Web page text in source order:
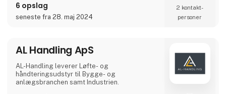
6 opslag
seneste fra 28. maj 2024
2 kontakt­
personer
AL Handling ApS
AL-Handling leverer Løfte- og
håndteringsudstyr til Bygge- og
anlægsbranchen samt Industrien.